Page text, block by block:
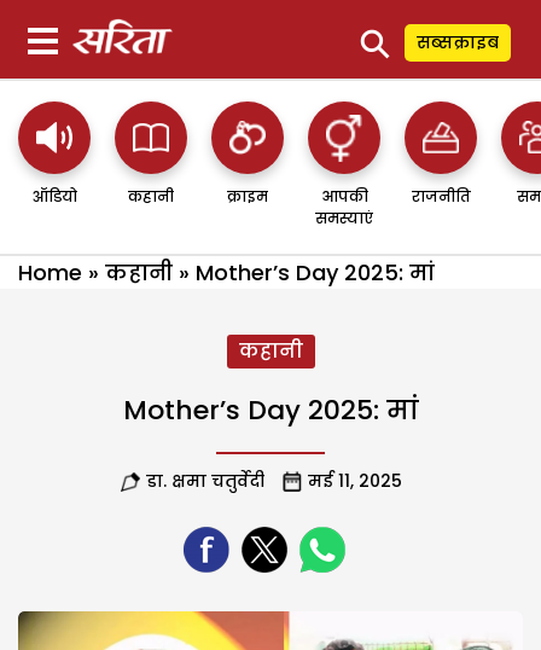
⚲ सब्सक्राइब
ऑडियो कहानी क्राइम
आपकी
समस्याएं
राजनीति
Home » कहानी » Mother’s Day 2025: मां
कहानी
Mother’s Day 2025: मां
डा. क्षमा चतुर्वेदी मई 11, 2025